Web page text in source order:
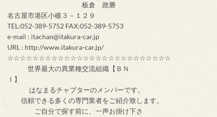
板倉 政勝
名古屋市港区小碓３－１２９
TEL:052-389-5752 FAX:052-389-5753
e-mail : itachan@itakura-car.jp
URL : http://www.itakura-car.jp/
☆☆☆☆☆☆☆☆☆☆☆☆☆☆☆☆☆☆☆☆☆☆☆☆☆☆
世界最大の異業種交流組織【ＢＮ
Ｉ】
はなまるチャプターのメンバーです。
信頼できる多くの専門業者をご紹介致します。
ご自分で探す前に、一声お掛け下さ